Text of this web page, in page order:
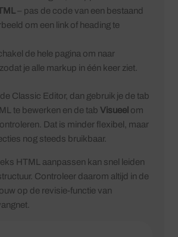
– pas de code van een bestaand
om een link of heading te
de hele pagina om naar
je alle markup in één keer ziet.
Classic Editor, dan gebruik je de tab
te bewerken en de tabVisueel om
Dat is minder flexibel, maar
nog steeds bruikbaar.
HTML aanpassen kan snel leiden
Controleer daarom altijd in de
op de revisie-functie van